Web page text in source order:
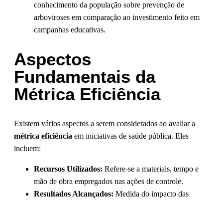
conhecimento da população sobre prevenção de
arboviroses em comparação ao investimento feito em
campanhas educativas.
Aspectos
Fundamentais da
Métrica Eficiência
Existem vários aspectos a serem considerados ao avaliar a
métrica eficiência em iniciativas de saúde pública. Eles
incluem:
Recursos Utilizados: Refere-se a materiais, tempo e
mão de obra empregados nas ações de controle.
Resultados Alcançados: Medida do impacto das